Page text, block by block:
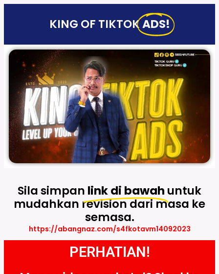
KING OF TIKTOKADS!
Sila simpan link di bawah untuk
mudahkan revision dari masa ke
semasa.
https://abangnaz.com/s4fkotavm14092023
PERHATIAN!